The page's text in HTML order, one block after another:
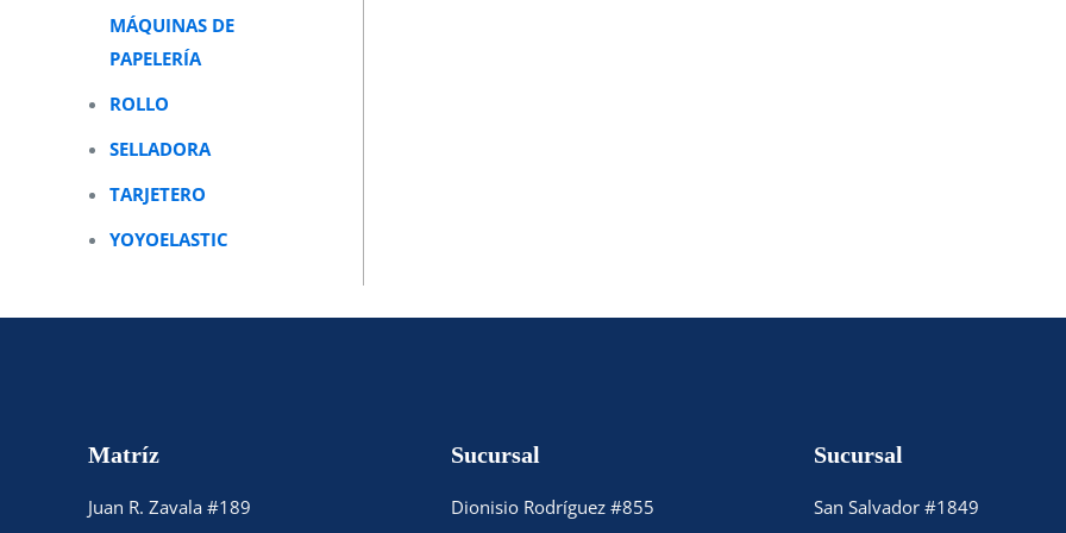
MÁQUINAS DE
PAPELERÍA
ROLLO
SELLADORA
TARJETERO
YOYOELASTIC
Matríz
Juan R. Zavala #189
Sucursal
Dionisio Rodríguez #855
Sucursal
San Salvador #1849